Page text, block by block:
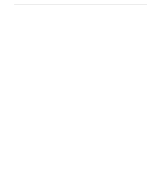
Ангелина Калинина